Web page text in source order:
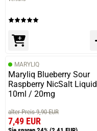
MARYLIQ
Maryliq Blueberry Sour
Raspberry NicSalt Liquid
10ml / 20mg
alter Preis 9,90 EUR
7,49 EUR